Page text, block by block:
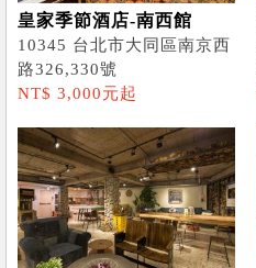
皇家季節酒店-南西館
10345 台北市大同區南京西
路326,330號
NT$ 3,000元起